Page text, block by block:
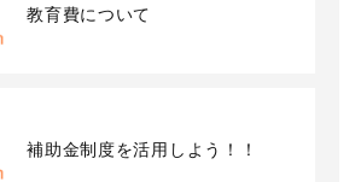
教育費について
補助金制度を活用しよう！！